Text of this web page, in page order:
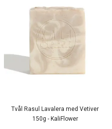
Tvål Rasul Lavalera med Vetiver
150g - KaliFlower